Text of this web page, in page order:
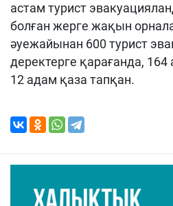
астам турист
болған жерге жақын
әуежайынан 600 турист
деректерге қарағанда,
12 адам қаза тапқан.